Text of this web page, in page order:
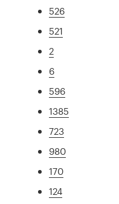
526
521
2
6
596
1385
723
980
170
124